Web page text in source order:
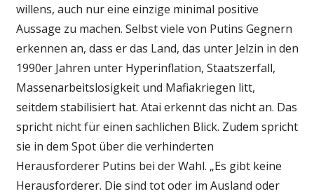
willens, auch nur eine einzige minimal positive
Aussage zu machen. Selbst viele von Putins Gegnern
erkennen an, dass er das Land, das unter Jelzin in den
1990er Jahren unter Hyperinflation, Staatszerfall,
Massenarbeitslosigkeit und Mafiakriegen litt,
seitdem stabilisiert hat. Atai erkennt das nicht an. Das
spricht nicht für einen sachlichen Blick. Zudem spricht
sie in dem Spot über die verhinderten
Herausforderer Putins bei der Wahl. „Es gibt keine
Herausforderer. Die sind tot oder im Ausland oder